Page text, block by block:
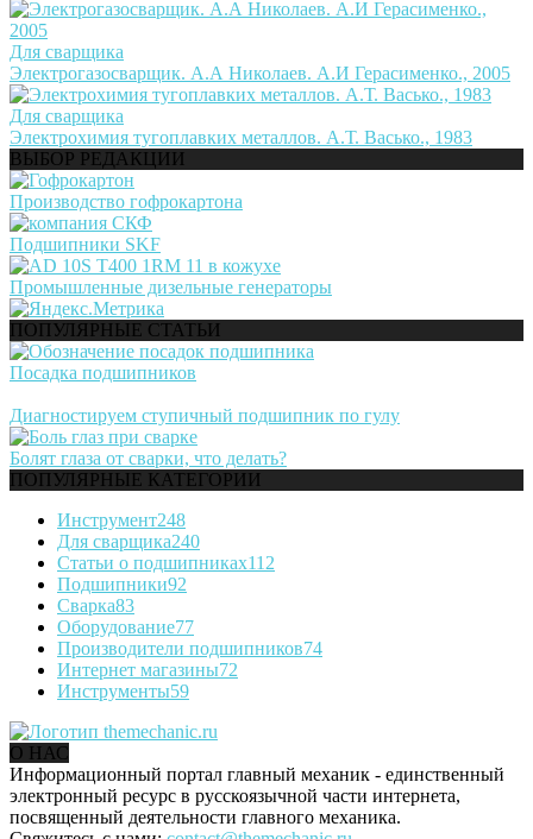
Для сварщика
Электрогазосварщик. А.А Николаев. А.И Герасименко., 2005
Для сварщика
Электрохимия тугоплавких металлов. А.Т. Васько., 1983
ВЫБОР РЕДАКЦИИ
Производство гофрокартона
Подшипники SKF
Промышленные дизельные генераторы
ПОПУЛЯРНЫЕ СТАТЬИ
Посадка подшипников
Диагностируем ступичный подшипник по гулу
Болят глаза от сварки, что делать?
ПОПУЛЯРНЫЕ КАТЕГОРИИ
Инструмент248
Для сварщика240
Статьи о подшипниках112
Подшипники92
Сварка83
Оборудование77
Производители подшипников74
Интернет магазины72
Инструменты59
О НАС
Информационный портал главный механик - единственный
электронный ресурс в русскоязычной части интернета,
посвященный деятельности главного механика.